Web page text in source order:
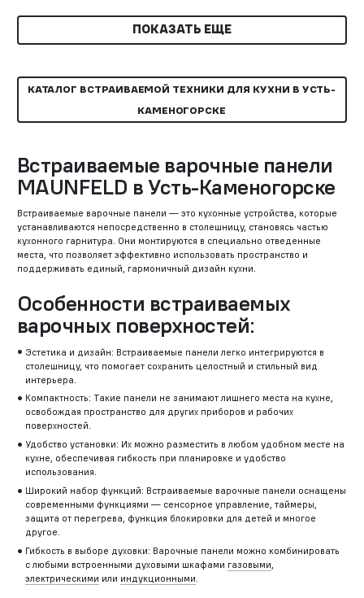
ПОКАЗАТЬ ЕЩЕ
КАТАЛОГ ВСТРАИВАЕМОЙ ТЕХНИКИ ДЛЯ КУХНИ В УСТЬ-
КАМЕНОГОРСКЕ
Встраиваемые варочные панели
MAUNFELD в Усть-Каменогорске
Встраиваемые варочные панели — это кухонные устройства, которые
устанавливаются непосредственно в столешницу, становясь частью
кухонного гарнитура. Они монтируются в специально отведенные
места, что позволяет эффективно использовать пространство и
поддерживать единый, гармоничный дизайн кухни.
Особенности встраиваемых
варочных поверхностей:
Эстетика и дизайн: Встраиваемые панели легко интегрируются в
столешницу, что помогает сохранить целостный и стильный вид
интерьера.
Компактность: Такие панели не занимают лишнего места на кухне,
освобождая пространство для других приборов и рабочих
поверхностей.
Удобство установки: Их можно разместить в любом удобном месте на
кухне, обеспечивая гибкость при планировке и удобство
использования.
Широкий набор функций: Встраиваемые варочные панели оснащены
современными функциями — сенсорное управление, таймеры,
защита от перегрева, функция блокировки для детей и многое
другое.
Гибкость в выборе духовки: Варочные панели можно комбинировать
с любыми встроенными духовыми шкафами газовыми,
электрическими или индукционными.